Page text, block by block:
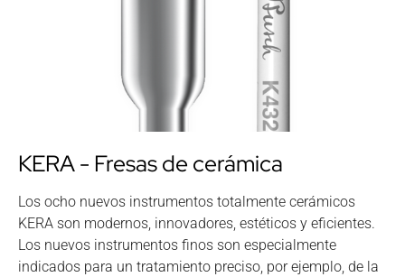
KERA - Fresas de cerámica
Los ocho nuevos instrumentos totalmente cerámicos
KERA son modernos, innovadores, estéticos y eficientes.
Los nuevos instrumentos finos son especialmente
indicados para un tratamiento preciso, por ejemplo, de la